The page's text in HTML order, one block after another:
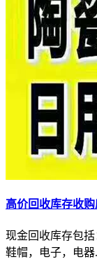
高价回收库存收
现金回收库存包
鞋帽，电子，电器